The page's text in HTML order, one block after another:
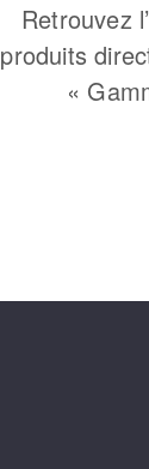
Retrouvez
produits
«